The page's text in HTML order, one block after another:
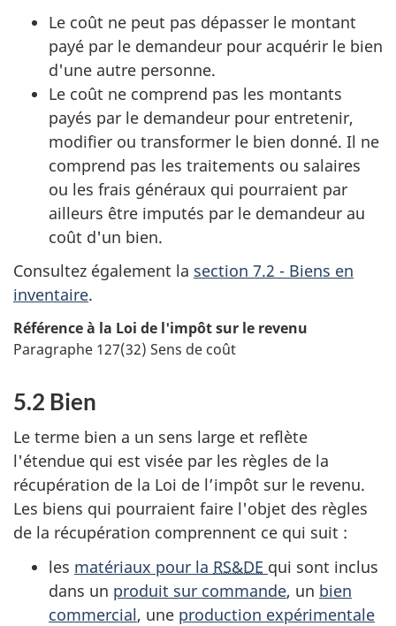
Le coût ne peut pas dépasser le montant
payé par le demandeur pour acquérir le bien
d'une autre personne.
Le coût ne comprend pas les montants
payés par le demandeur pour entretenir,
modifier ou transformer le bien donné. Il ne
comprend pas les traitements ou salaires
ou les frais généraux qui pourraient par
ailleurs être imputés par le demandeur au
coût d'un bien.
Consultez également la section 7.2 - Biens en
inventaire.
Référence à la Loi de l'impôt sur le revenu
Paragraphe 127(32) Sens de coût
5.2 Bien
Le terme bien a un sens large et reflète
l'étendue qui est visée par les règles de la
récupération de la Loi de l’impôt sur le revenu.
Les biens qui pourraient faire l'objet des règles
de la récupération comprennent ce qui suit :
les matériaux pour la RS&DE qui sont inclus
dans un produit sur commande, un bien
commercial, une production expérimentale